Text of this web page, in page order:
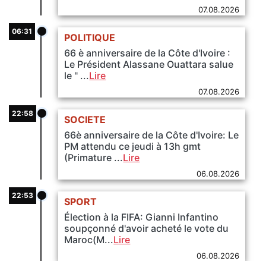
07.08.2026
POLITIQUE
66 è anniversaire de la Côte d'Ivoire :
Le Président Alassane Ouattara salue
le " ...Lire
07.08.2026
06:31
SOCIETE
66è anniversaire de la Côte d'Ivoire: Le
PM attendu ce jeudi à 13h gmt
(Primature ...Lire
06.08.2026
22:58
SPORT
Élection à la FIFA: Gianni Infantino
soupçonné d'avoir acheté le vote du
Maroc(M...Lire
06.08.2026
22:53